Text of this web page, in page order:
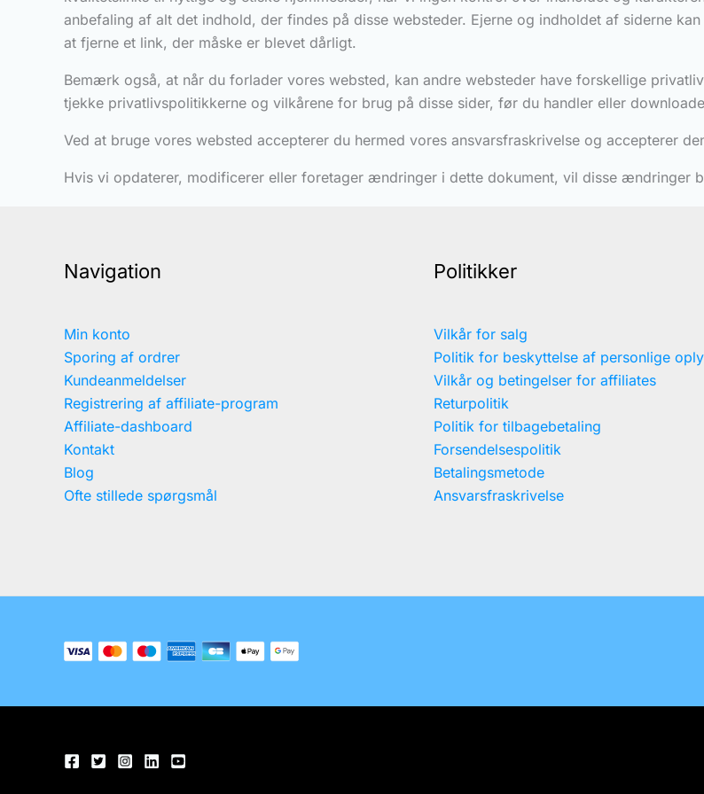
anbefaling af alt det indhold, der findes på disse websteder. Ejerne og indholdet af siderne
at fjerne et link, der måske er blevet dårligt.
Bemærk også, at når du forlader vores websted, kan andre websteder have forskellige
tjekke privatlivspolitikkerne og vilkårene for brug på disse sider, før du handler eller
Ved at bruge vores websted accepterer du hermed vores ansvarsfraskrivelse og accepterer
Hvis vi opdaterer, modificerer eller foretager ændringer i dette dokument, vil disse ændringer
Navigation
Min konto
Sporing af ordrer
Kundeanmeldelser
Registrering af affiliate-program
Affiliate-dashboard
Kontakt
Blog
Ofte stillede spørgsmål
Politikker
Vilkår for salg
Politik for beskyttelse af personlige
Vilkår og betingelser for affiliates
Returpolitik
Politik for tilbagebetaling
Forsendelsespolitik
Betalingsmetode
Ansvarsfraskrivelse